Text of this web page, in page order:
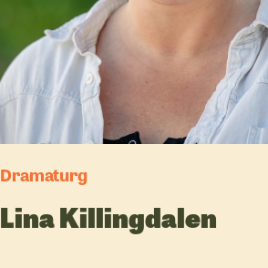
Dramaturg
Lina Killingdalen